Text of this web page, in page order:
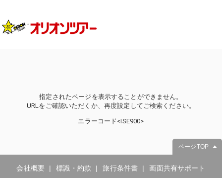
指定されたページを表示することができません。
URLをご確認いただくか、再度設定してご検索ください。
エラーコード<ISE900>
ページTOP
会社概要 標識・約款 旅行条件書 画面共有サポート